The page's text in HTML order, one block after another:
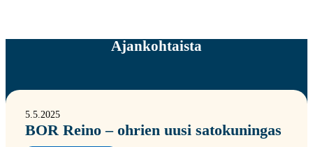
Ajankohtaista
5.5.2025
BOR Reino – ohrien uusi satokuningas